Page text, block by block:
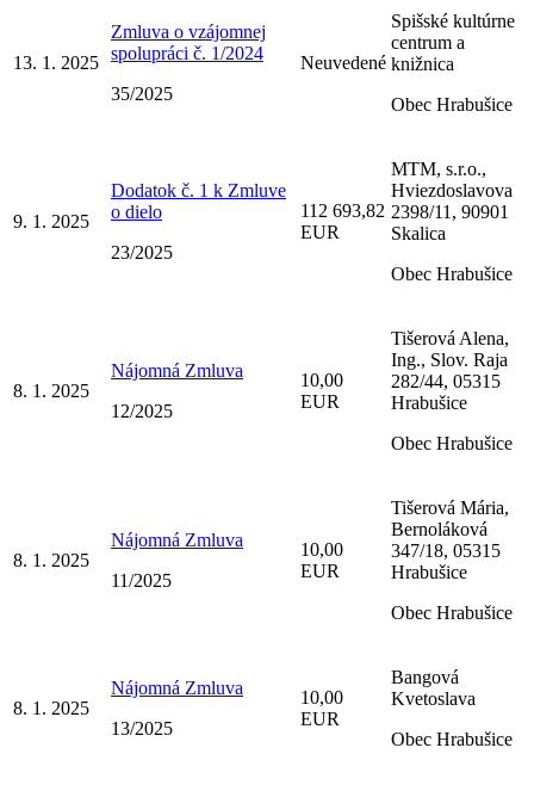
13. 1. 2025
Zmluva o vzájomnej
spolupráci č. 1/2024
35/2025
Neuvedené
Spišské kultúrne
centrum a
knižnica
Obec Hrabušice
9. 1. 2025
Dodatok č. 1 k Zmluve
o dielo
23/2025
112 693,82
EUR
MTM, s.r.o.,
Hviezdoslavova
2398/11, 90901
Skalica
Obec Hrabušice
8. 1. 2025
Nájomná Zmluva
12/2025
10,00
EUR
Tišerová Alena,
Ing., Slov. Raja
282/44, 05315
Hrabušice
Obec Hrabušice
8. 1. 2025
Nájomná Zmluva
11/2025
10,00
EUR
Tišerová Mária,
Bernoláková
347/18, 05315
Hrabušice
Obec Hrabušice
8. 1. 2025
Nájomná Zmluva
13/2025
10,00
EUR
Bangová
Kvetoslava
Obec Hrabušice